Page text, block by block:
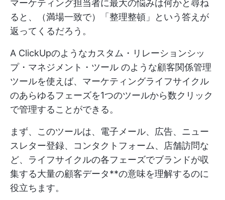
マーケティング担当者に最大の悩みは何かと尋ね
ると、（満場一致で）「整理整頓」という答えが
返ってくるだろう。
A ClickUpのようなカスタム・リレーションシッ
プ・マネジメント・ツール のような顧客関係管理
ツールを使えば、マーケティングライフサイクル
のあらゆるフェーズを1つのツールから数クリック
で管理することができる。
まず、このツールは、電子メール、広告、ニュー
スレター登録、コンタクトフォーム、店舗訪問な
ど、ライフサイクルの各フェーズでブランドが収
集する大量の顧客データ**の意味を理解するのに
役立ちます。